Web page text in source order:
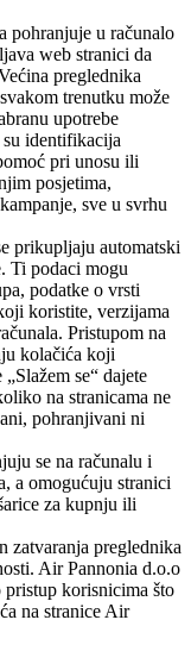
pohranjuje u računalo
web stranici da
preglednika
trenutku može
upotrebe
identifikacija
pri unosu ili
posjetima,
sve u svrhu
prikupljaju automatski
Ti podaci mogu
podatke o vrsti
koristite, verzijama
Pristupom na
kolačića koji
se“ dajete
na stranicama ne
pohranjivani ni
se na računalu i
a omogućuju stranici
za kupnju ili
zatvaranja preglednika
Air Pannonia d.o.o
korisnicima što
na stranice Air